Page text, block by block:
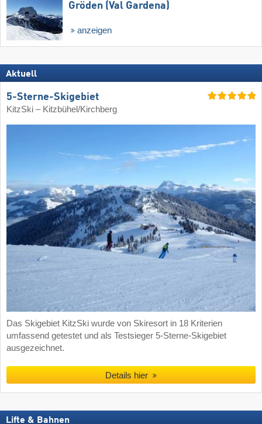
Gröden (Val Gardena)
anzeigen
Aktuell
5-Sterne-Skigebiet
KitzSki – Kitzbühel/​Kirchberg
Das Skigebiet KitzSki wurde von Skiresort in 18 Kriterien
umfassend getestet und als Testsieger 5-Sterne-Skigebiet
ausgezeichnet.
Details hier
Lifte & Bahnen